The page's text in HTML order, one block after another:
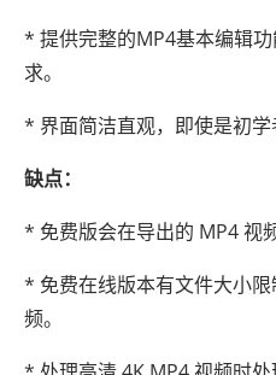
* 提供完整的MP4基本编辑
求。
* 界面简洁直观，即使是初学
缺点：
* 免费版会在导出的 MP4 视
* 免费在线版本有文件大小
频。